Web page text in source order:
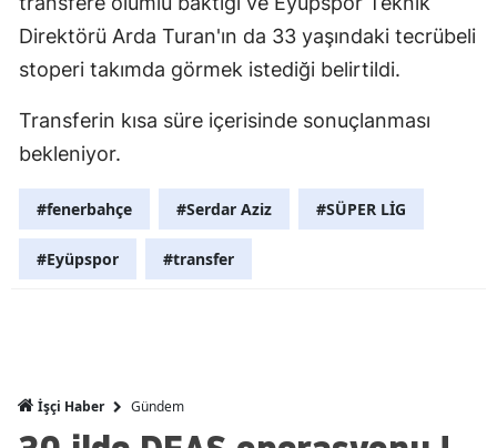
İstanbul
Kars
Kütahya
Direktörü Arda Turan'ın da 33 yaşındaki tecrübeli
stoperi takımda görmek istediği belirtildi.
Transferin kısa süre içerisinde sonuçlanması
bekleniyor.
#fenerbahçe #Serdar Aziz #SÜPER LİG
#Eyüpspor #transfer
İşçi Haber Gündem